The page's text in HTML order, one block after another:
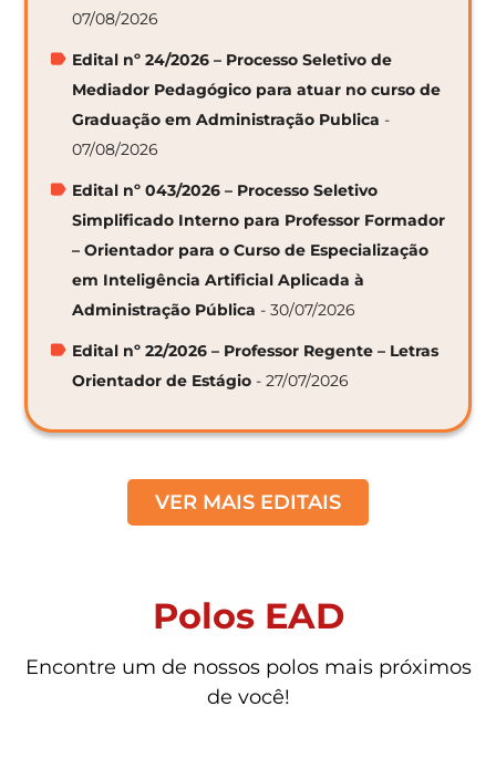
07/08/2026
Edital nº 24/2026 – Processo Seletivo de
Mediador Pedagógico para atuar no curso de
Graduação em Administração Publica -
07/08/2026
Edital nº 043/2026 – Processo Seletivo
Simplificado Interno para Professor Formador
– Orientador para o Curso de Especialização
em Inteligência Artificial Aplicada à
Administração Pública - 30/07/2026
Edital nº 22/2026 – Professor Regente – Letras
Orientador de Estágio - 27/07/2026
VER MAIS EDITAIS
Polos EAD
Encontre um de nossos polos mais próximos
de você!